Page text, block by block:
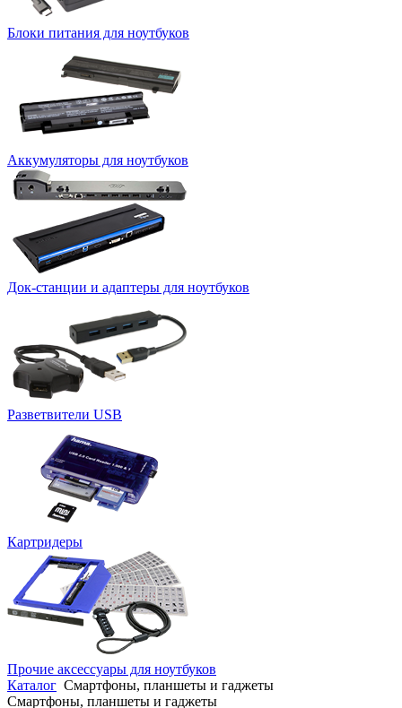
Блоки питания для ноутбуков
Аккумуляторы для ноутбуков
Док-станции и адаптеры для ноутбуков
Разветвители USB
Картридеры
Прочие аксессуары для ноутбуков
Каталог Смартфоны, планшеты и гаджеты
Смартфоны, планшеты и гаджеты